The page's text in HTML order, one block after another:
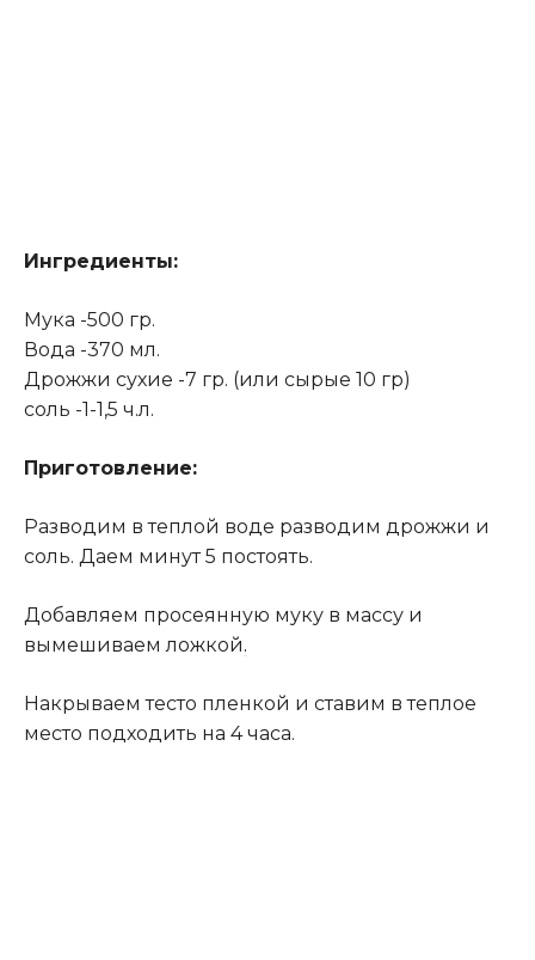
Ингредиенты:
Мука -500 гр.
Вода -370 мл.
Дрожжи сухие -7 гр. (или сырые 10 гр)
соль -1-1,5 ч.л.
Приготовление:
Разводим в теплой воде разводим дрожжи и
соль. Даем минут 5 постоять.
Добавляем просеянную муку в массу и
вымешиваем ложкой.
Накрываем тесто пленкой и ставим в теплое
место подходить на 4 часа.